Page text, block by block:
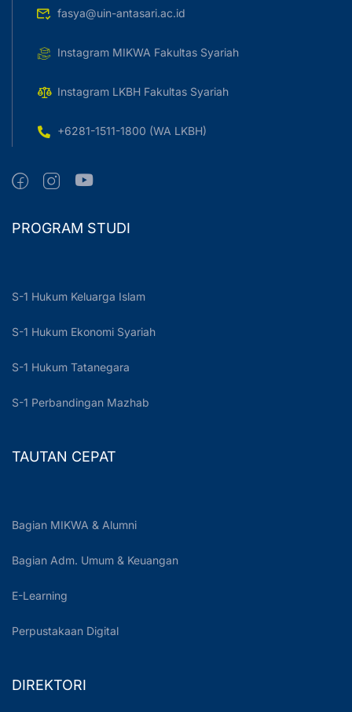
fasya@uin-antasari.ac.id
Instagram MIKWA Fakultas Syariah
Instagram LKBH Fakultas Syariah
+6281-1511-1800 (WA LKBH)
PROGRAM STUDI
S-1 Hukum Keluarga Islam
S-1 Hukum Ekonomi Syariah
S-1 Hukum Tatanegara
S-1 Perbandingan Mazhab
TAUTAN CEPAT
Bagian MIKWA & Alumni
Bagian Adm. Umum & Keuangan
E-Learning
Perpustakaan Digital
DIREKTORI